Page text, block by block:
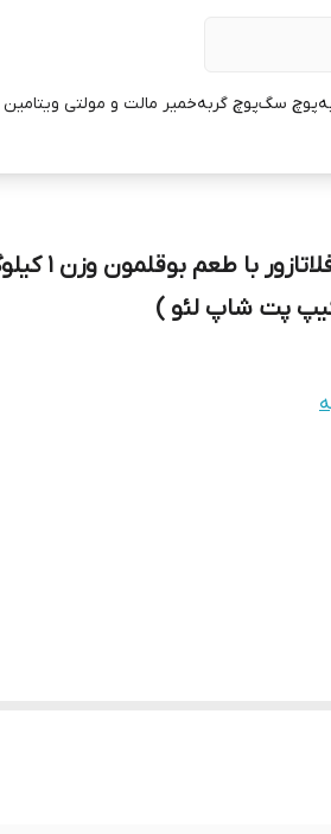
پوچ سگپوچ گربهخمیر مالت و مولتی ویتامین
غذا خشک گربه بالغ
پت شاپ لئو )